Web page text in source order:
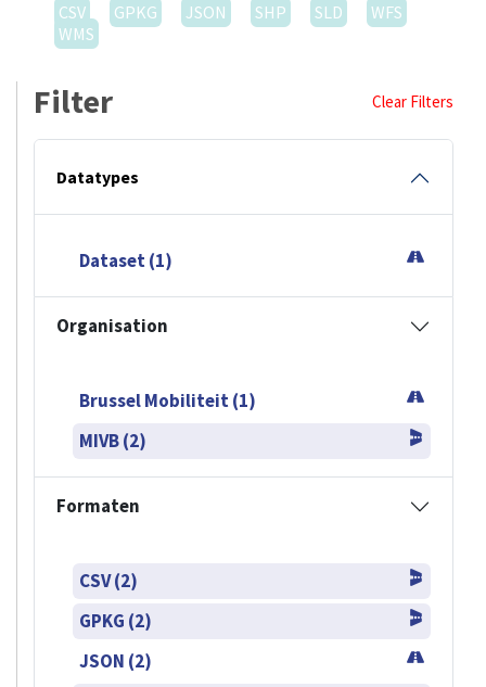
CSV
GPKG JSON SHP SLD
WFS
WMS
Filter Clear Filters
Datatypes
Dataset (1)
Organisation
Brussel Mobiliteit (1)
MIVB (2)
Formaten
CSV (2)
GPKG (2)
JSON (2)